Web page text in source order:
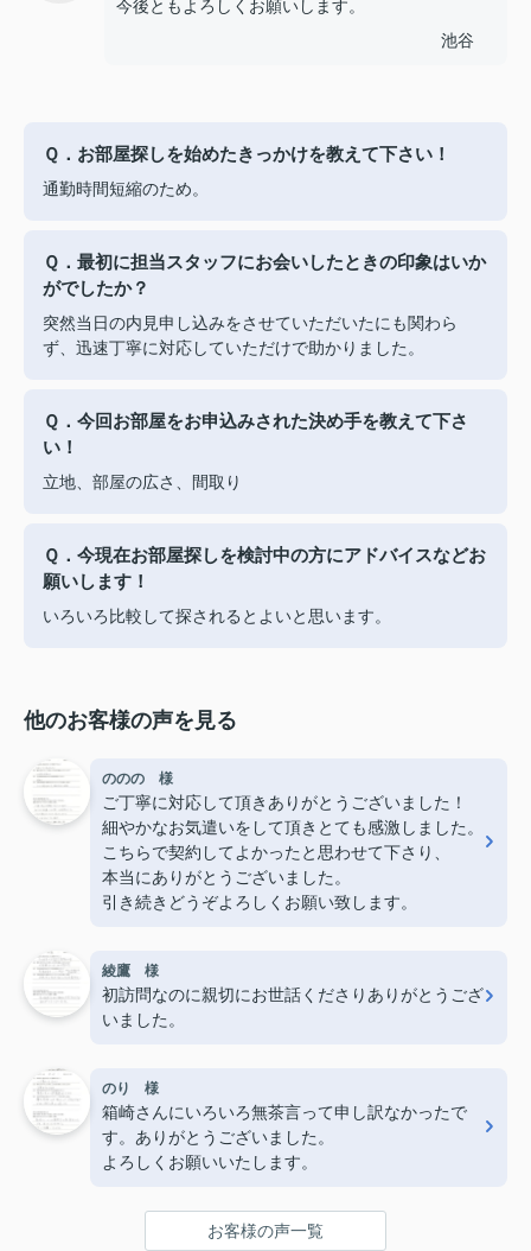
今後ともよろしくお願いします。
池谷
Ｑ．お部屋探しを始めたきっかけを教えて下さい！
通勤時間短縮のため。
Ｑ．最初に担当スタッフにお会いしたときの印象はいか
がでしたか？
突然当日の内見申し込みをさせていただいたにも関わら
ず、迅速丁寧に対応していただけで助かりました。
Ｑ．今回お部屋をお申込みされた決め手を教えて下さ
い！
立地、部屋の広さ、間取り
Ｑ．今現在お部屋探しを検討中の方にアドバイスなどお
願いします！
いろいろ比較して探されるとよいと思います。
他のお客様の声を見る
ののの 様
ご丁寧に対応して頂きありがとうございました！
細やかなお気遣いをして頂きとても感激しました。
こちらで契約してよかったと思わせて下さり、
本当にありがとうございました。
引き続きどうぞよろしくお願い致します。
綾鷹 様
初訪問なのに親切にお世話くださりありがとうござ
いました。
のり 様
箱崎さんにいろいろ無茶言って申し訳なかったで
す。ありがとうございました。
よろしくお願いいたします。
お客様の声一覧